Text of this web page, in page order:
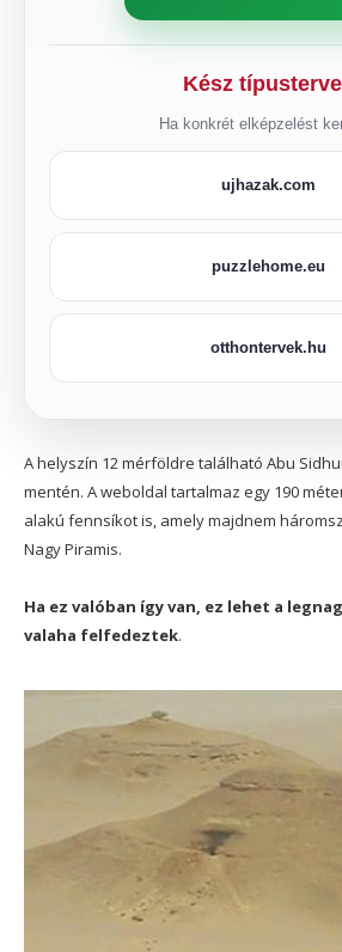
Kész
Ha konkrét elképzelést
ujhazak.com
puzzlehome.eu
otthontervek.hu
A helyszín 12 mérföldre található Abu
mentén. A weboldal tartalmaz egy 190
alakú fennsíkot is, amely majdnem
Nagy Piramis.
Ha ez valóban így van, ez lehet a
valaha felfedeztek.